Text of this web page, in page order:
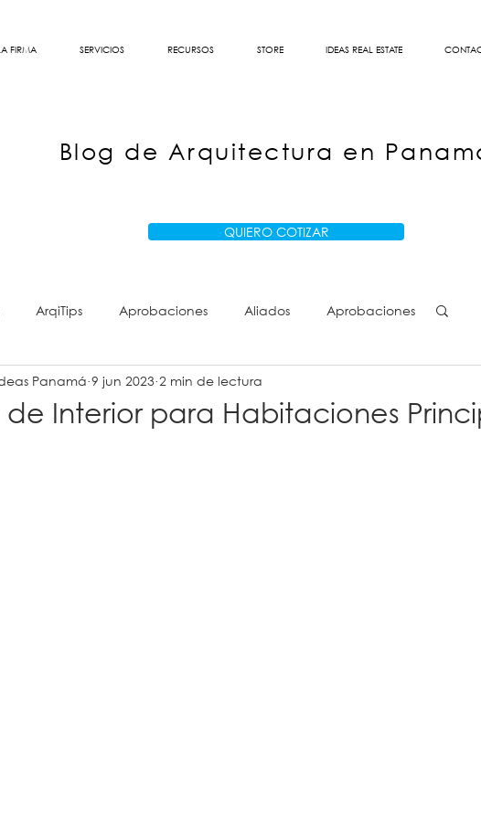
FIRMA SERVICIOS RECURSOS STORE IDEAS REAL ESTATE
Blog de Arquitectura en
QUIERO COTIZAR
ArqiTips Aprobaciones Aliados Aprobaciones
ArqiLessons MIVI MIVI Arquitectos Panamá
de Interior para Habitaciones
Panamá 9 jun 2023 2 min de lectura
de 5 estrellas.